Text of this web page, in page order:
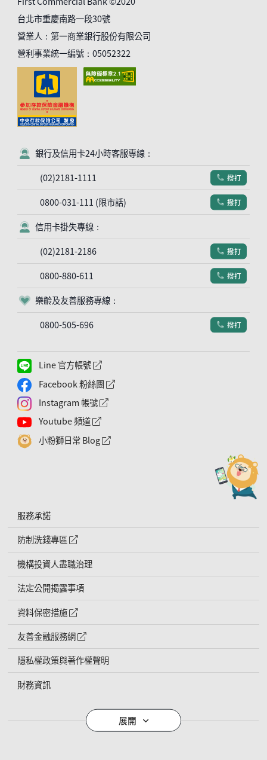
台北市重慶南路一段30號
營業人：第一商業銀行股份有限公司
營利事業統一編號：05052322
客服符號
銀行及信用卡24小時客服專線：
(02)2181-1111
電話符號
撥打
0800-031-111 (限市話) 電話符號
撥打
客服符號
信用卡掛失專線：
(02)2181-2186
電話符號
撥打
0800-880-611 電話符號
撥打
客服符號
樂齡及友善服務專線：
0800-505-696
電話符號
撥打
Line 官方帳號 外網連結符號
Facebook 粉絲團 外網連結符號
Instagram 帳號 外網連結符號
Youtube 頻道 外網連結符號
小粉獅日常 Blog 外網連結符號
服務承諾
防制洗錢專區
外網連結符號
機構投資人盡職治理
法定公開揭露事項
資料保密措施
外網連結符號
友善金融服務網 外網連結符號
隱私權政策與著作權聲明
財務資訊
導覽列